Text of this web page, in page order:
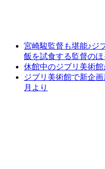
宮崎駿監督も堪能♪ジ
飯を試食する監督の
休館中のジブリ美術館
ジブリ美術館で新企
月より